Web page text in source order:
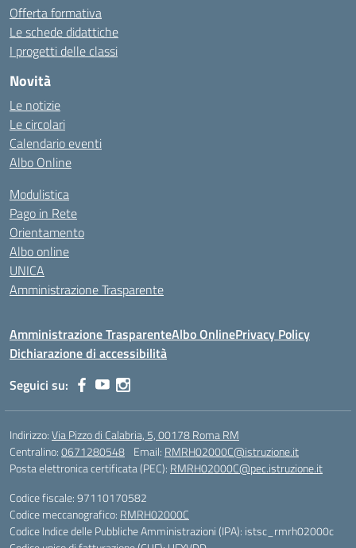
Offerta formativa
Le schede didattiche
I progetti delle classi
Novità
Le notizie
Le circolari
Calendario eventi
Albo Online
Modulistica
Pago in Rete
Orientamento
Albo online
UNICA
Amministrazione Trasparente
Amministrazione TrasparenteAlbo OnlinePrivacy Policy
Dichiarazione di accessibilità
Seguici su:
Indirizzo:Via Pizzo di Calabria, 5, 00178 Roma RM
Centralino:0671280548 Email: RMRH02000C@istruzione.it
Posta elettronica certificata (PEC): RMRH02000C@pec.istruzione.it
Codice fiscale: 97110170582
Codice meccanografico: RMRH02000C
Codice Indice delle Pubbliche Amministrazioni (IPA): istsc_rmrh02000c